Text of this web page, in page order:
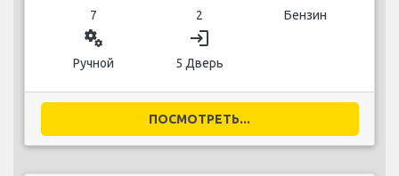
7 2 Бензин
miscellaneous_services
Ручной
login
5 Дверь
ПОСМОТРЕТЬ...